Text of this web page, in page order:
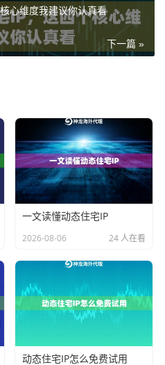
务仅适用于大陆以外地
从源头保障了服务的合规性
景广泛，主要集中在以下几
价等。通过使用目标国家
消费者一样浏览电商平台、
市场分析的公开数据，为商
证不同地区用户看到的广
优化。
电商卖家可能需要管理在不
对应地区的IP进行日常登
服沟通，能有效避免因登
心维度我建议你认真看
下一篇 »
一文读懂动态住宅IP
2026-08-06 24 人在看
动态住宅IP怎么免费试用